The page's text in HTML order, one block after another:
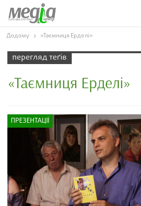
Додому «Таємниця Ерделі»
перегляд теґів
«Таємниця Ерделі»
ПРЕЗЕНТАЦІЇ